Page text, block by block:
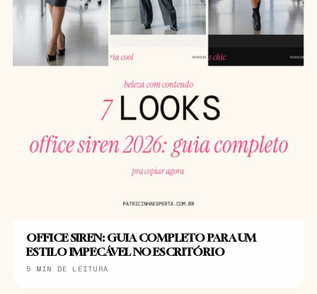
OFFICE SIREN: GUIA COMPLETO PARA UM
ESTILO IMPECÁVEL NO ESCRITÓRIO
5 MIN DE LEITURA